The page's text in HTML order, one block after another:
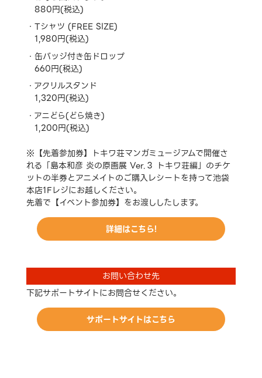
880円(税込)
Tシャツ (FREE SIZE)
1,980円(税込)
缶バッジ付き缶ドロップ
660円(税込)
アクリルスタンド
1,320円(税込)
アニどら(どら焼き)
1,200円(税込)
※【先着参加券】トキワ荘マンガミュージアムで開催さ
れる「島本和彦 炎の原画展 Ver.３ トキワ荘編」のチケ
ットの半券とアニメイトのご購入レシートを持って池袋
本店1Fレジにお越しください。
先着で【イベント参加券】をお渡ししたします。
詳細はこちら!
お問い合わせ先
下記サポートサイトにお問合せください。
サポートサイトはこちら